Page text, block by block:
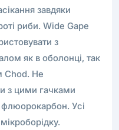
завдяки
риби. Wide Gape
з
як в оболонці, так
Chod. Не
з цими гачками
Усі